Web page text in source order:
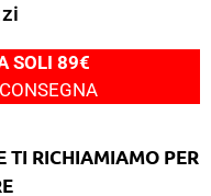
SOLI 89€
TI RICHIAMIAMO PER